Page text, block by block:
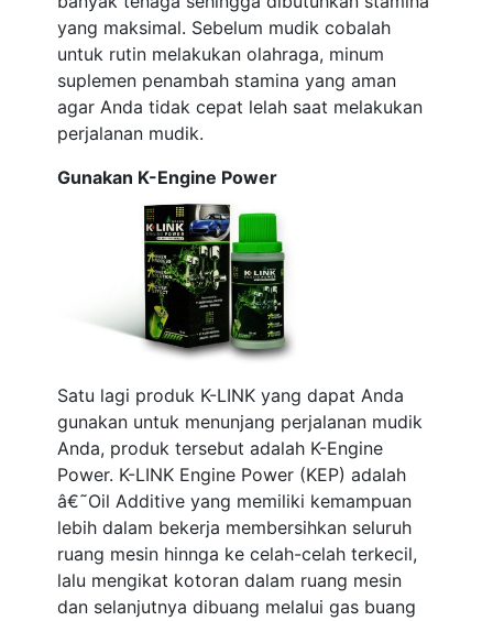
yang maksimal. Sebelum mudik cobalah
untuk rutin melakukan olahraga, minum
suplemen penambah stamina yang aman
agar Anda tidak cepat lelah saat melakukan
perjalanan mudik.
Gunakan K-Engine Power
Satu lagi produk K-LINK yang dapat Anda
gunakan untuk menunjang perjalanan mudik
Anda, produk tersebut adalah K-Engine
Power. K-LINK Engine Power (KEP) adalah
â€˜Oil Additive yang memiliki kemampuan
lebih dalam bekerja membersihkan seluruh
ruang mesin hinnga ke celah-celah terkecil,
lalu mengikat kotoran dalam ruang mesin
dan selanjutnya dibuang melalui gas buang